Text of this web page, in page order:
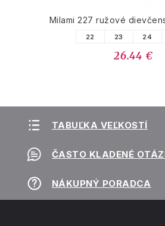
Milami 227 ružové
22 23 24
26.44 €
TABUĽKA VEĽKOSTÍ
ČASTO KLADENÉ
NÁKUPNÝ PORADCA